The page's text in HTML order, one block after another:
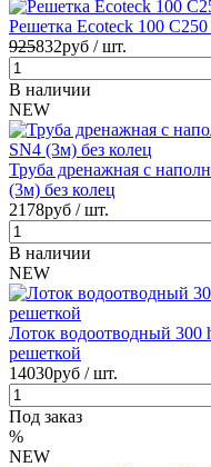
Решетка Ecoteck 100
925832руб / шт.
В наличии
NEW
Труба дренажная с
(3м) без колец
2178руб / шт.
В наличии
NEW
Лоток водоотводный 300
решеткой
14030руб / шт.
Под заказ
%
NEW